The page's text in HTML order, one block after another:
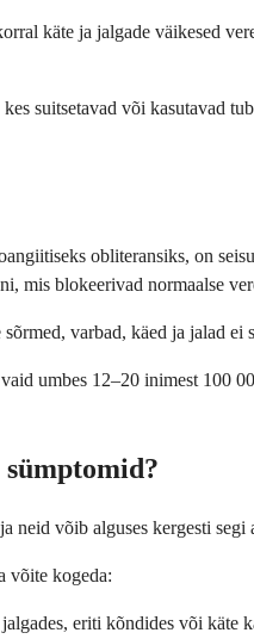
käte ja jalgade väikesed
suitsetavad või kasutavad
obliteransiks, on
mis blokeerivad normaalse
varbad, käed ja jalad
umbes 12–20 inimest 100
neid võib alguses kergesti
võite kogeda:
eriti kõndides või käte